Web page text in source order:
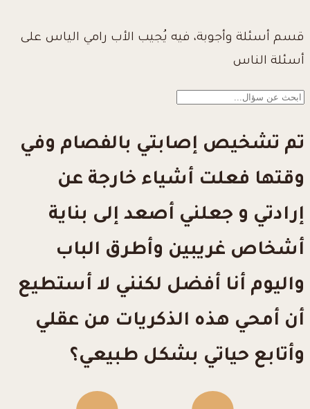
قسم أسئلة وأجوبة، فيه يُجيب الأب رامي الياس على
أسئلة الناس
تم تشخيص إصابتي بالفصام وفي
وقتها فعلت أشياء خارجة عن
إرادتي و جعلني أصعد إلى بناية
أشخاص غريبين وأطرق الباب
واليوم أنا أفضل لكنني لا أستطيع
أن أمحي هذه الذكريات من عقلي
وأتابع حياتي بشكل طبيعي؟